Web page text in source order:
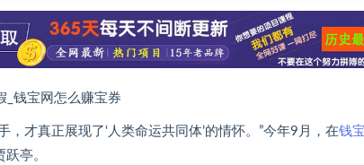
才真正展现了‘人类命运共同体’的情怀。”今年9月，在钱宝
亭。